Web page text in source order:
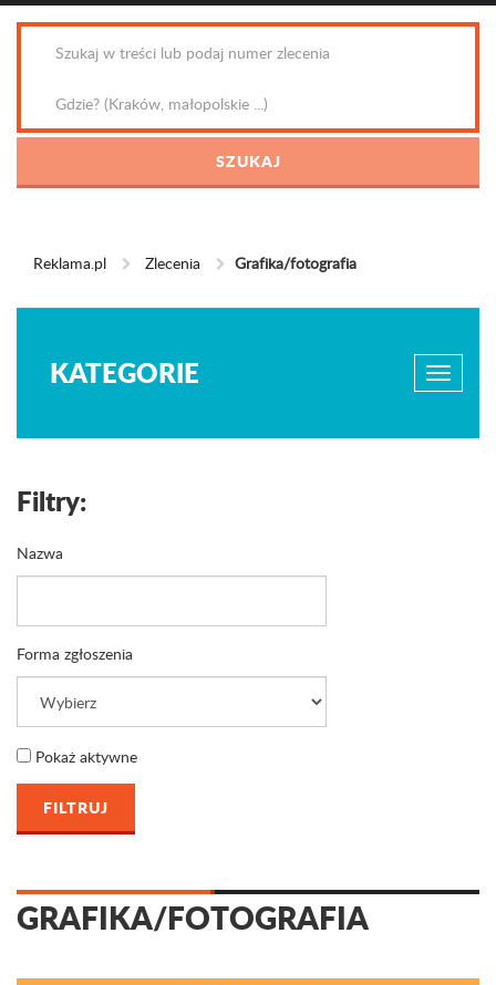
Reklama.pl Zlecenia Grafika/fotografia
KATEGORIE
Filtry:
Nazwa
Forma zgłoszenia
Pokaż aktywne
GRAFIKA/FOTOGRAFIA